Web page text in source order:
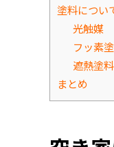
塗料につい
光触媒
フッ素
遮熱塗料
まとめ